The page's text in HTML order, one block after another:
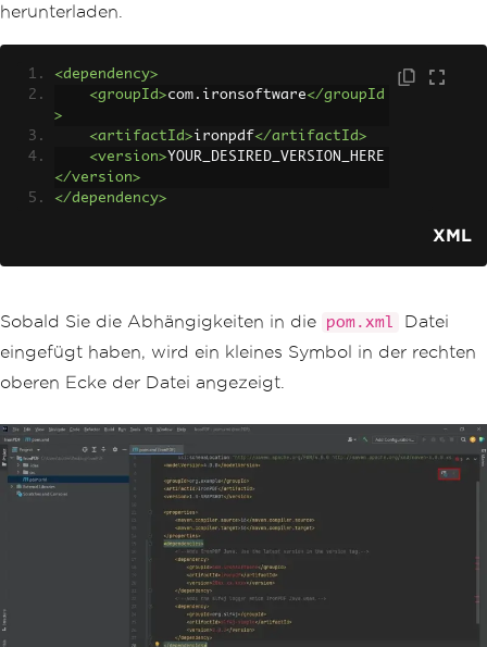
herunterladen.
<dependency>
<groupId>com.ironsoftware</groupId
>
<artifactId>ironpdf</artifactId>
<version>YOUR_DESIRED_VERSION_HERE
</version>
</dependency>
XML
Sobald Sie die Abhängigkeiten in die pom.xml
Datei
eingefügt haben, wird ein kleines Symbol in der rechten
oberen Ecke der Datei angezeigt.